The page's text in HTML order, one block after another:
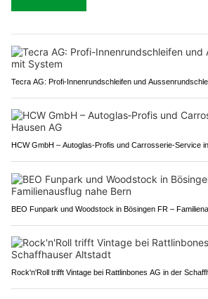
Tecra AG: Profi-Innenrundschleifen und
HCW GmbH – Autoglas‑Profis und Carrosserie‑Service
BEO Funpark und Woodstock in Bösingen FR –
Rock'n'Roll trifft Vintage bei Rattlinbones AG in der